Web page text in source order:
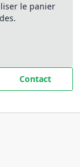
le panier
Contact